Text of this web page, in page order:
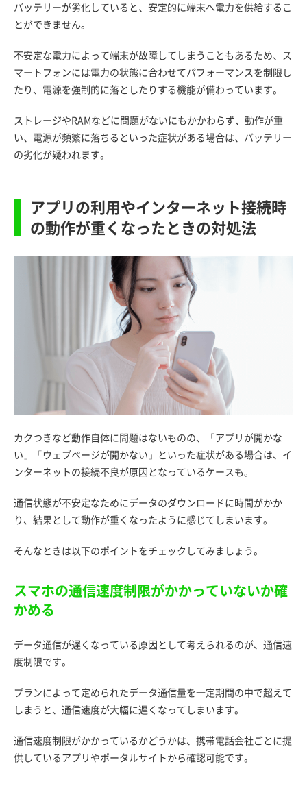
バッテリーが劣化していると、安定的に端末へ電力を供給するこ
とができません。
不安定な電力によって端末が故障してしまうこともあるため、ス
マートフォンには電力の状態に合わせてパフォーマンスを制限し
たり、電源を強制的に落としたりする機能が備わっています。
ストレージやRAMなどに問題がないにもかかわらず、動作が重
い、電源が頻繁に落ちるといった症状がある場合は、バッテリー
の劣化が疑われます。
アプリの利用やインターネット接続時
の動作が重くなったときの対処法
カクつきなど動作自体に問題はないものの、「アプリが開かな
い」「ウェブページが開かない」といった症状がある場合は、イ
ンターネットの接続不良が原因となっているケースも。
通信状態が不安定なためにデータのダウンロードに時間がかか
り、結果として動作が重くなったように感じてしまいます。
そんなときは以下のポイントをチェックしてみましょう。
スマホの通信速度制限がかかっていないか確
かめる
データ通信が遅くなっている原因として考えられるのが、通信速
度制限です。
プランによって定められたデータ通信量を一定期間の中で超えて
しまうと、通信速度が大幅に遅くなってしまいます。
通信速度制限がかかっているかどうかは、携帯電話会社ごとに提
供しているアプリやポータルサイトから確認可能です。